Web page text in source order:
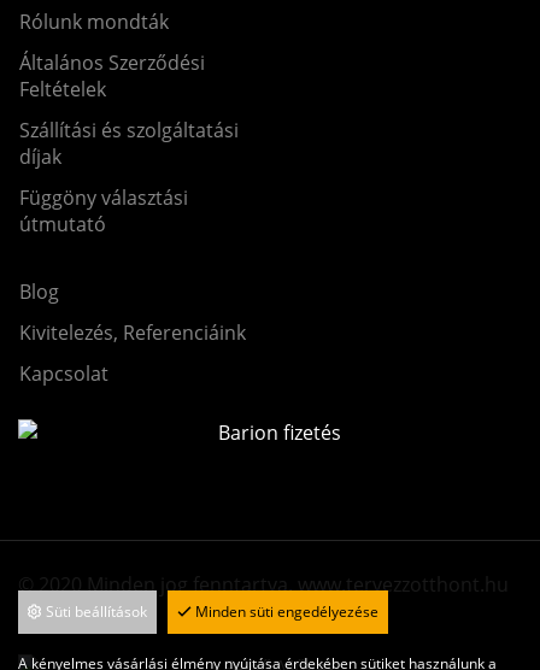
Rólunk mondták
Általános Szerződési
Feltételek
Szállítási és szolgáltatási
díjak
Függöny választási
útmutató
Blog
Kivitelezés, Referenciáink
Kapcsolat
© 2020 Minden jog fenntartva. www.tervezzotthont.hu
Süti beállítások Minden süti engedélyezése
A kényelmes vásárlási élmény nyújtása érdekében sütiket használunk a